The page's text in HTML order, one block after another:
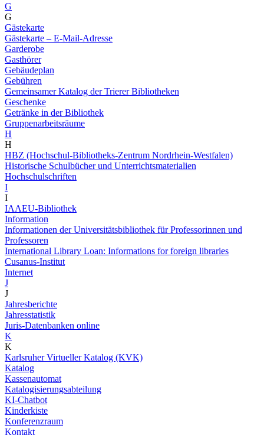
G
G
Gästekarte
Gästekarte – E-Mail-Adresse
Garderobe
Gasthörer
Gebäudeplan
Gebühren
Gemeinsamer Katalog der Trierer Bibliotheken
Geschenke
Getränke in der Bibliothek
Gruppenarbeitsräume
H
H
HBZ (Hochschul-Bibliotheks-Zentrum Nordrhein-Westfalen)
Historische Schulbücher und Unterrichtsmaterialien
Hochschulschriften
I
I
IAAEU-Bibliothek
Information
Informationen der Universitätsbibliothek für Professorinnen und
Professoren
International Library Loan: Informations for foreign libraries
Cusanus-Institut
Internet
J
J
Jahresberichte
Jahresstatistik
Juris-Datenbanken online
K
K
Karlsruher Virtueller Katalog (KVK)
Katalog
Kassenautomat
Katalogisierungsabteilung
KI-Chatbot
Kinderkiste
Konferenzraum
Kontakt